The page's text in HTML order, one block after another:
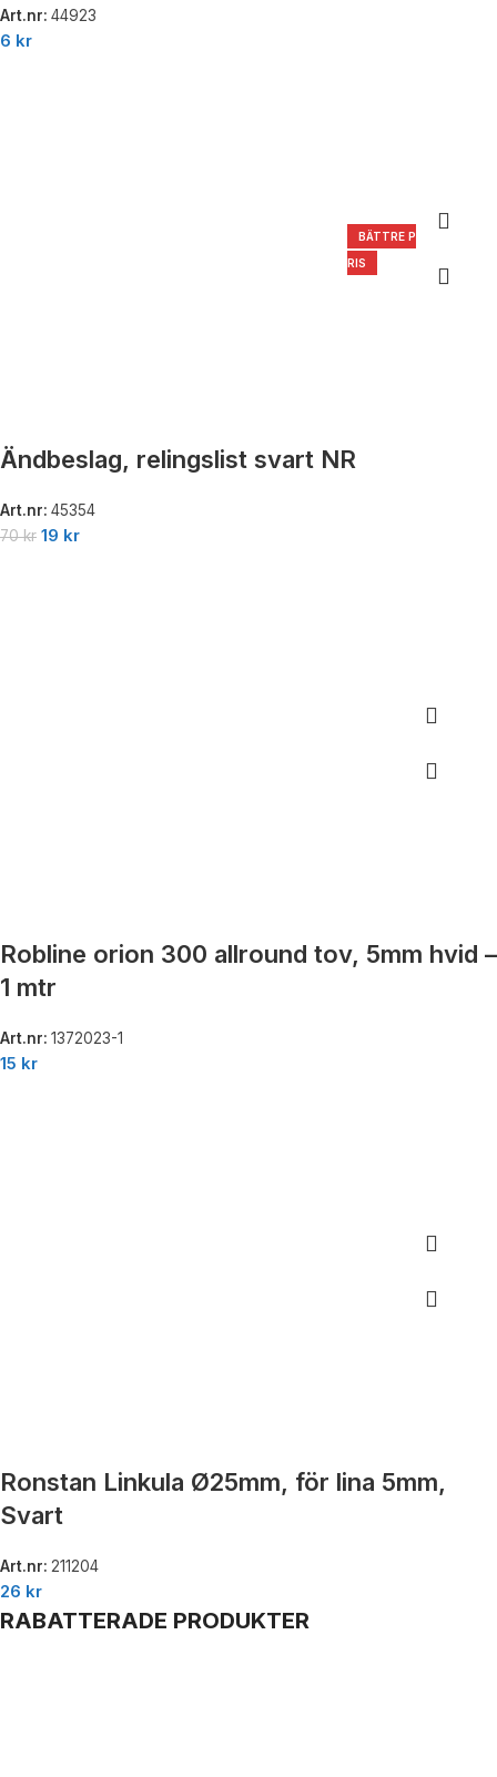
Art.nr: 44923
6 kr
BÄTTRE P
RIS
Ändbeslag, relingslist svart NR
Art.nr: 45354
70kr 19 kr
Robline orion 300 allround tov, 5mm hvid –
1 mtr
Art.nr: 1372023-1
15 kr
Ronstan Linkula Ø25mm, för lina 5mm,
Svart
Art.nr: 211204
26 kr
RABATTERADE PRODUKTER